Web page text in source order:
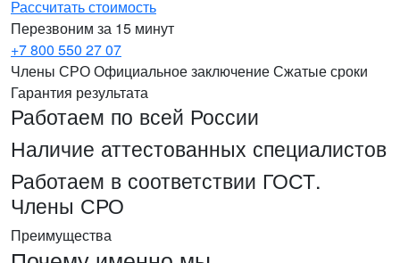
Рассчитать стоимость
Перезвоним за 15 минут
+7 800 550 27 07
Члены СРООфициальное заключениеСжатые сроки
Гарантия результата
Работаем по всей России
Наличие аттестованных специалистов
Работаем в соответствии ГОСТ.
Члены СРО
Преимущества